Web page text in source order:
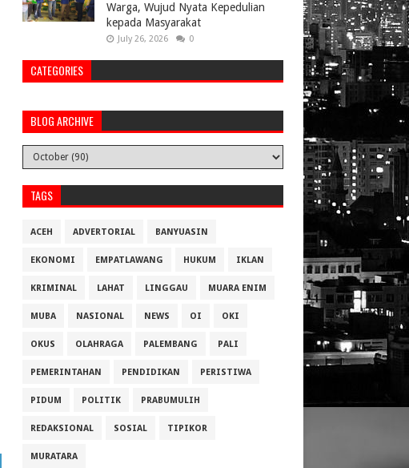
Warga, Wujud Nyata Kepedulian
kepada Masyarakat
July 26, 2026 0
CATEGORIES
BLOG ARCHIVE
TAGS
ACEH ADVERTORIAL BANYUASIN
EKONOMI EMPATLAWANG HUKUM IKLAN
KRIMINAL LAHAT LINGGAU MUARA ENIM
MUBA NASIONAL NEWS OI OKI
OKUS OLAHRAGA PALEMBANG PALI
PEMERINTAHAN PENDIDIKAN PERISTIWA
PIDUM POLITIK PRABUMULIH
REDAKSIONAL SOSIAL TIPIKOR
MURATARA